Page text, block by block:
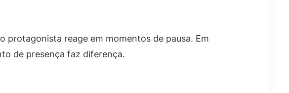
protagonista reage em momentos de pausa. Em
de presença faz diferença.